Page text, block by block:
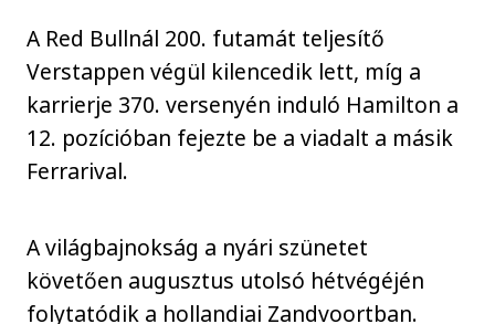
A Red Bullnál 200. futamát teljesítő
Verstappen végül kilencedik lett, míg a
karrierje 370. versenyén induló Hamilton a
12. pozícióban fejezte be a viadalt a másik
Ferrarival.
A világbajnokság a nyári szünetet
követően augusztus utolsó hétvégéjén
folytatódik a hollandiai Zandvoortban.